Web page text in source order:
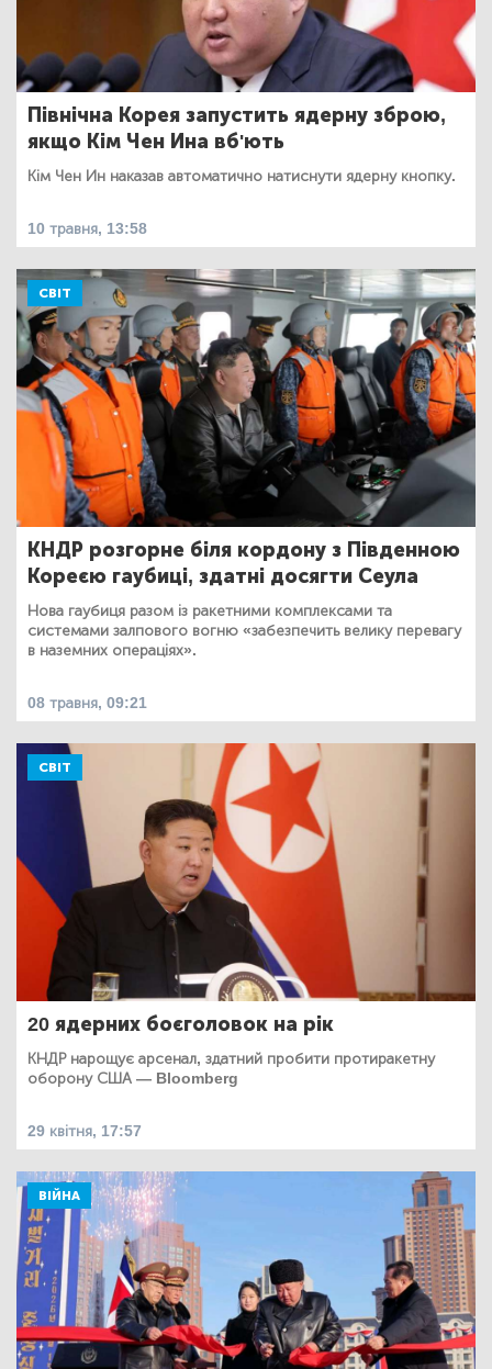
Північна Корея запустить ядерну зброю,
якщо Кім Чен Ина вб'ють
Кім Чен Ин наказав автоматично натиснути ядерну кнопку.
10 травня, 13:58
СВІТ
КНДР розгорне біля кордону з Південною
Кореєю гаубиці, здатні досягти Сеула
Нова гаубиця разом із ракетними комплексами та
системами залпового вогню «забезпечить велику перевагу
в наземних операціях».
08 травня, 09:21
СВІТ
20 ядерних боєголовок на рік
КНДР нарощує арсенал, здатний пробити протиракетну
оборону США — Bloomberg
29 квітня, 17:57
ВІЙНА